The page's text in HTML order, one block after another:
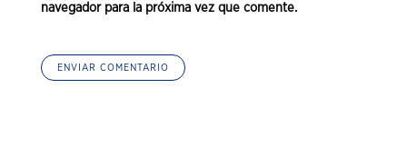
navegador para la próxima vez que comente.